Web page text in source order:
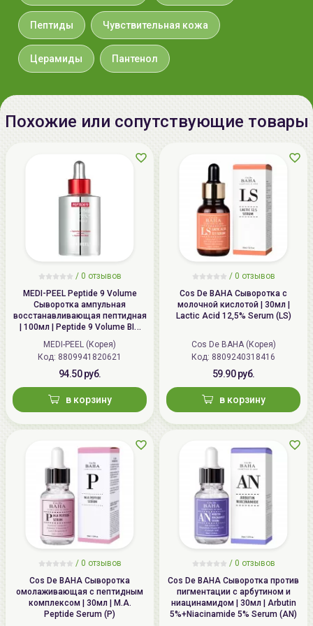
безопасный компонент. Повышает барьерные
функции, поддерживает увлажнённость кожи,
предотвращает сухость.
Рекомендуется длясухойи
заявленному: объём флакона - 34мл, объём
Способ применения: после умыванияи
тонизирования
нанесите сыворотку на лицо,
распределите по коже.
ул.Мележа, д.5, корп.1, пом.233.
+375296092910
group@allcosmetics.by
Пептиды Чувствительная кожа
Церамиды Пантенол
Похожие или сопутствующие товары
/ 0 отзывов
MEDI-PEEL Peptide 9 Volume
Сыворотка ампульная
восстанавливающая пептидная
| 100мл | Peptide 9 Volume BIO
TOX Ampoule Pro
MEDI-PEEL (Корея)
Код: 8809941820621
94.50 руб.
в корзину
/ 0 отзывов
Cos De BAHA Сыворотка с
молочной кислотой | 30мл |
Lactic Acid 12,5% Serum (LS)
Cos De BAHA (Корея)
Код: 8809240318416
59.90 руб.
в корзину
/ 0 отзывов
Cos De BAHA Сыворотка
омолаживающая с пептидным
комплексом | 30мл | M.A.
Peptide Serum (P)
/ 0 отзывов
Cos De BAHA Сыворотка против
пигментации с арбутином и
ниацинамидом | 30мл | Arbutin
5%+Niacinamide 5% Serum (AN)